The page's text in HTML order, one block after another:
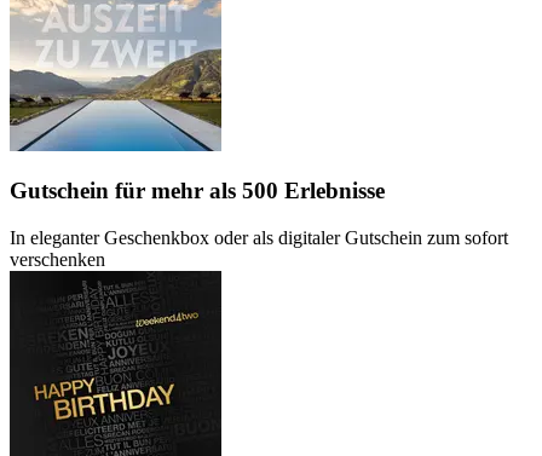
Gutschein für mehr als 500 Erlebnisse
In eleganter Geschenkbox oder als digitaler Gutschein zum sofort
verschenken